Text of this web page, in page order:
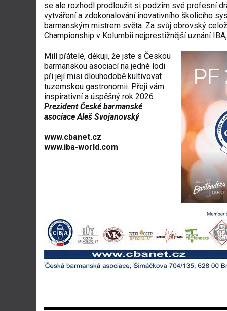
se ale rozhodl prodloužit si podzim své profesní
vytváření a zdokonalování inovativního školicího
barmanským mistrem světa. Za svůj obrovský
Championship v Kolumbii nejprestižnější uznání
Milí přátelé, děkuji, že jste s Českou
barmanskou asociací na jedné lodi
při její misi dlouhodobě kultivovat
tuzemskou gastronomii. Přeji vám
inspirativní a úspěšný rok 2026.
Prezident České barmanské
asociace Aleš Svojanovský
www.cbanet.cz
www.iba-world.com